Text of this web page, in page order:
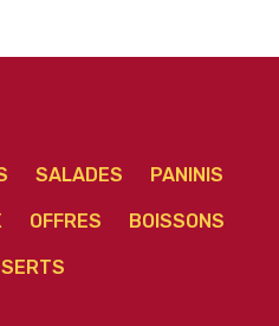
SALADES PANINIS
OFFRES BOISSONS